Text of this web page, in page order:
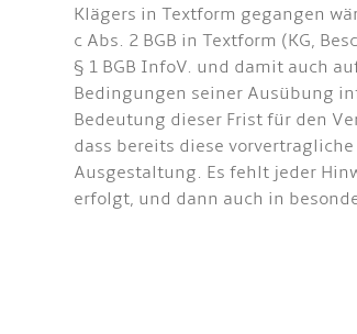
Klägers in Textform gegangen
c Abs. 2 BGB in Textform (KG,
§ 1 BGB InfoV. und damit auch
Bedingungen seiner Ausübung
Bedeutung dieser Frist für den
dass bereits diese
Ausgestaltung. Es fehlt jeder
erfolgt, und dann auch in